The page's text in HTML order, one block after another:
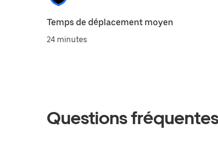
Temps de déplacement moyen
24 minutes
Questions